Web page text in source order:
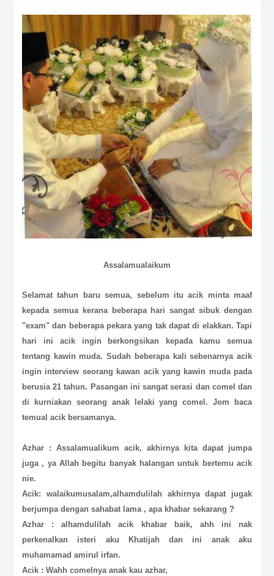
Assalamualaikum
Selamat tahun baru semua, sebelum itu acik minta maaf
kepada semua kerana beberapa hari sangat sibuk dengan
"exam" dan beberapa pekara yang tak dapat di elakkan. Tapi
hari ini acik ingin berkongsikan kepada kamu semua
tentang kawin muda. Sudah beberapa kali sebenarnya acik
ingin interview seorang kawan acik yang kawin muda pada
berusia 21 tahun. Pasangan ini sangat serasi dan comel dan
di kurniakan seorang anak lelaki yang comel. Jom baca
temual acik bersamanya.
Azhar : Assalamualikum acik, akhirnya kita dapat jumpa
juga , ya Allah begitu banyak halangan untuk bertemu acik
nie.
Acik: walaikumusalam,alhamdulilah akhirnya dapat jugak
berjumpa dengan sahabat lama , apa khabar sekarang ?
Azhar : alhamdulilah acik khabar baik, ahh ini nak
perkenalkan isteri aku Khatijah dan ini anak aku
muhamamad amirul irfan.
Acik : Wahh comelnya anak kau azhar,